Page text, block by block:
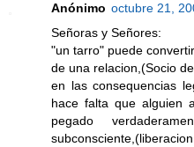
Anónimo octubre 21,
Señoras y Señores:
"un tarro" puede
de una relacion,(Socio
en las consequencias
hace falta que alguien
pegado
subconsciente,(liberacion